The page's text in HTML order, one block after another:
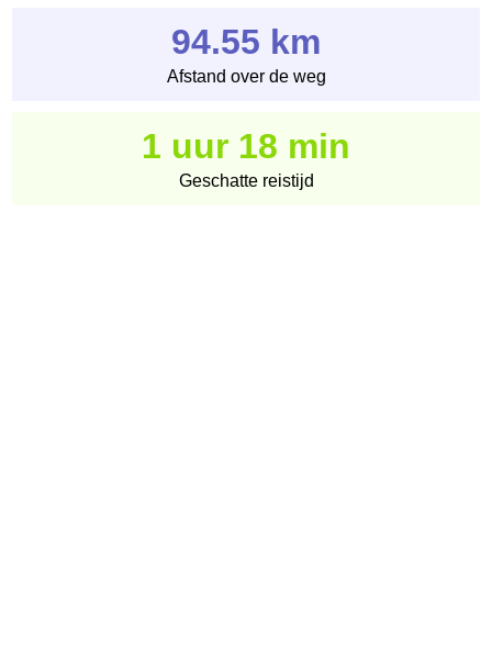
94.55 km
Afstand over de weg
1 uur 18 min
Geschatte reistijd